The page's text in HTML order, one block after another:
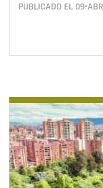
PUBLICADO EL